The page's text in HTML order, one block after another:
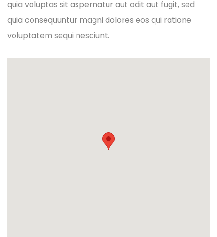
quia voluptas sit aspernatur aut odit aut fugit, sed
quia consequuntur magni dolores eos qui ratione
voluptatem sequi nesciunt.